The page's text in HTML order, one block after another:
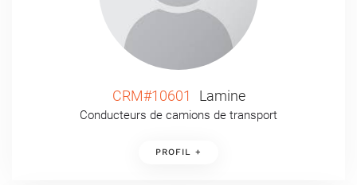
CRM#10601 Lamine
Conducteurs de camions de transport
PROFIL +